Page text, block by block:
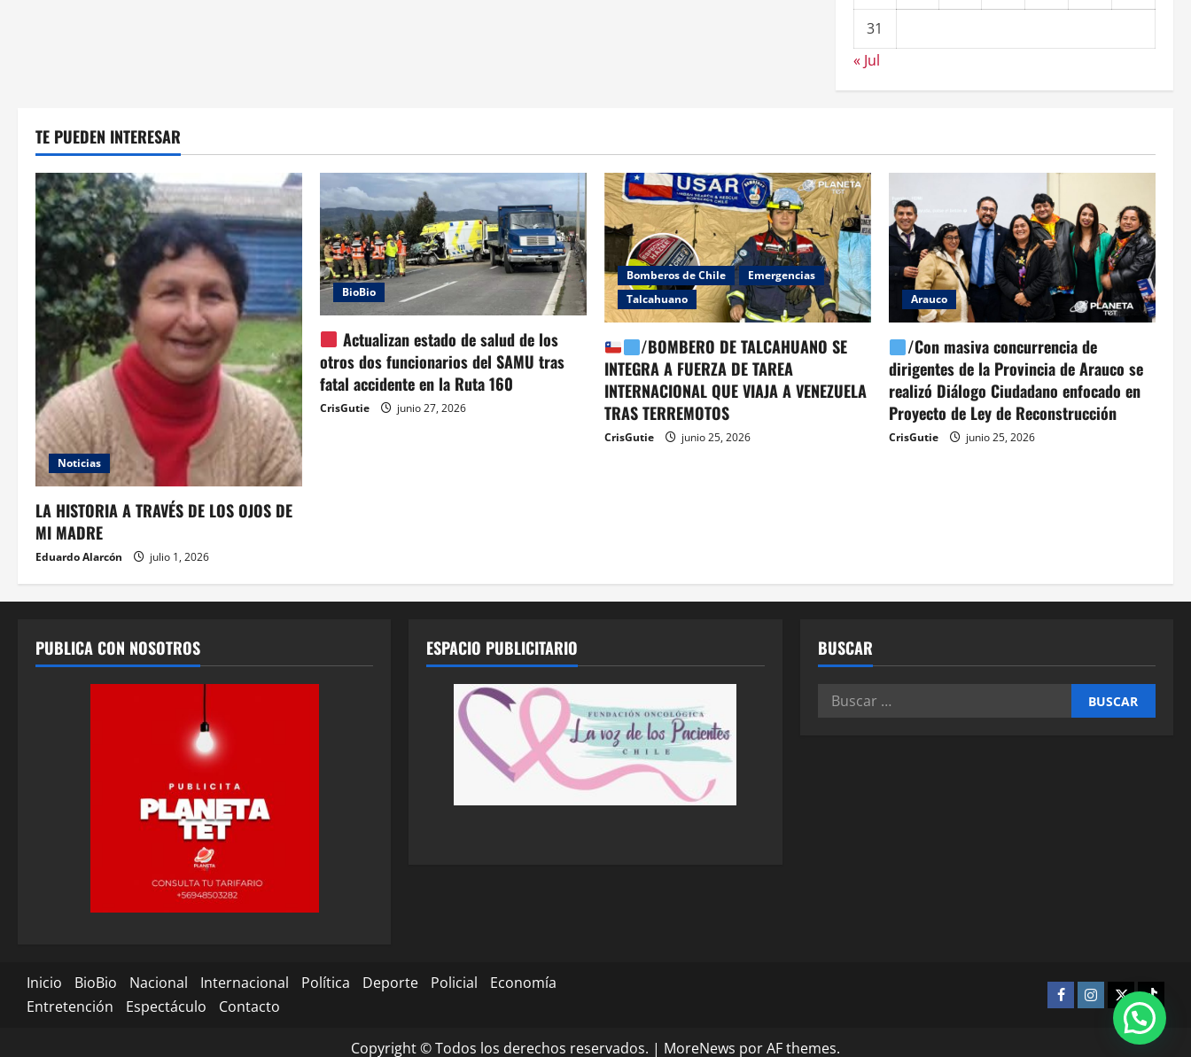
31
« Jul
TE PUEDEN INTERESAR
Noticias
LA HISTORIA A TRAVÉS DE LOS OJOS DE
MI MADRE
Eduardo Alarcón julio 1, 2026
BioBio
Actualizan estado de salud de los
otros dos funcionarios del SAMU tras
fatal accidente en la Ruta 160
CrisGutie junio 27, 2026
Bomberos de Chile
Emergencias
Talcahuano
/BOMBERO DE TALCAHUANO SE
INTEGRA A FUERZA DE TAREA
INTERNACIONAL QUE VIAJA A VENEZUELA
TRAS TERREMOTOS
CrisGutie junio 25, 2026
Arauco
/Con masiva concurrencia de
dirigentes de la Provincia de Arauco se
realizó Diálogo Ciudadano enfocado en
Proyecto de Ley de Reconstrucción
CrisGutie junio 25, 2026
PUBLICA CON NOSOTROS ESPACIO PUBLICITARIO BUSCAR
Inicio BioBio Nacional Internacional Política Deporte Policial
Economía
Entretención
Espectáculo Contacto
Copyright © Todos los derechos reservados. | MoreNews por AF themes.